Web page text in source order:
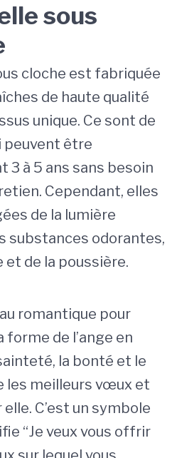
sous
cloche est fabriquée
de haute qualité
unique. Ce sont de
peuvent être
3 à 5 ans sans besoin
Cependant, elles
de la lumière
substances odorantes,
et de la poussière.
romantique pour
forme de l’ange en
la bonté et le
les meilleurs vœux et
C’est un symbole
“Je veux vous offrir